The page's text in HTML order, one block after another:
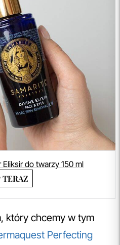
Eliksir do twarzy 150 ml
TERAZ
który chcemy w tym
Perfecting